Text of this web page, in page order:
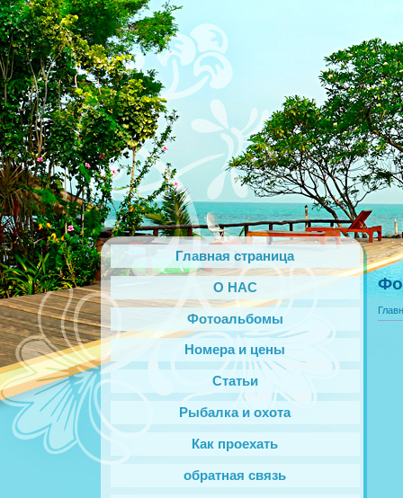
Главная страница
О НАС
Фотоальбомы
Номера и цены
Статьи
Рыбалка и охота
Как проехать
обратная связь